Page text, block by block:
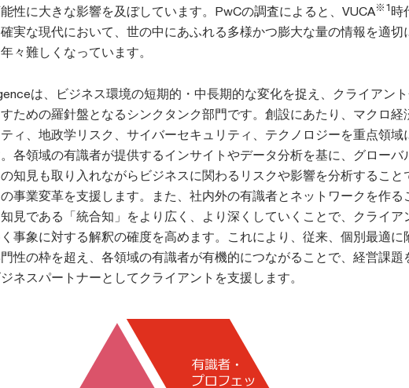
性に大きな影響を及ぼしています。PwCの調査によると、VUCA※1 時
実な現代において、世の中にあふれる多様かつ膨大な量の情報を適切
々難しくなっています。
は、ビジネス環境の短期的・中長期的な変化を捉え、クライアン
ための羅針盤となるシンクタンク部門です。創設にあたり、マクロ経
ィ、地政学リスク、サイバーセキュリティ、テクノロジーを重点領域
各領域の有識者が提供するインサイトやデータ分析を基に、グローバ
知見も取り入れながらビジネスに関わるリスクや影響を分析すること
事業変革を支援します。また、社内外の有識者とネットワークを作る
見である「統合知」をより広く、より深くしていくことで、クライア
事象に対する解釈の確度を高めます。これにより、従来、個別最適に
性の枠を超え、各領域の有識者が有機的につながることで、経営課題
ネスパートナーとしてクライアントを支援します。